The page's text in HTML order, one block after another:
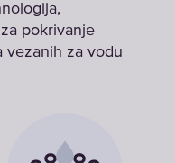
pokrivanje
vezanih za vodu